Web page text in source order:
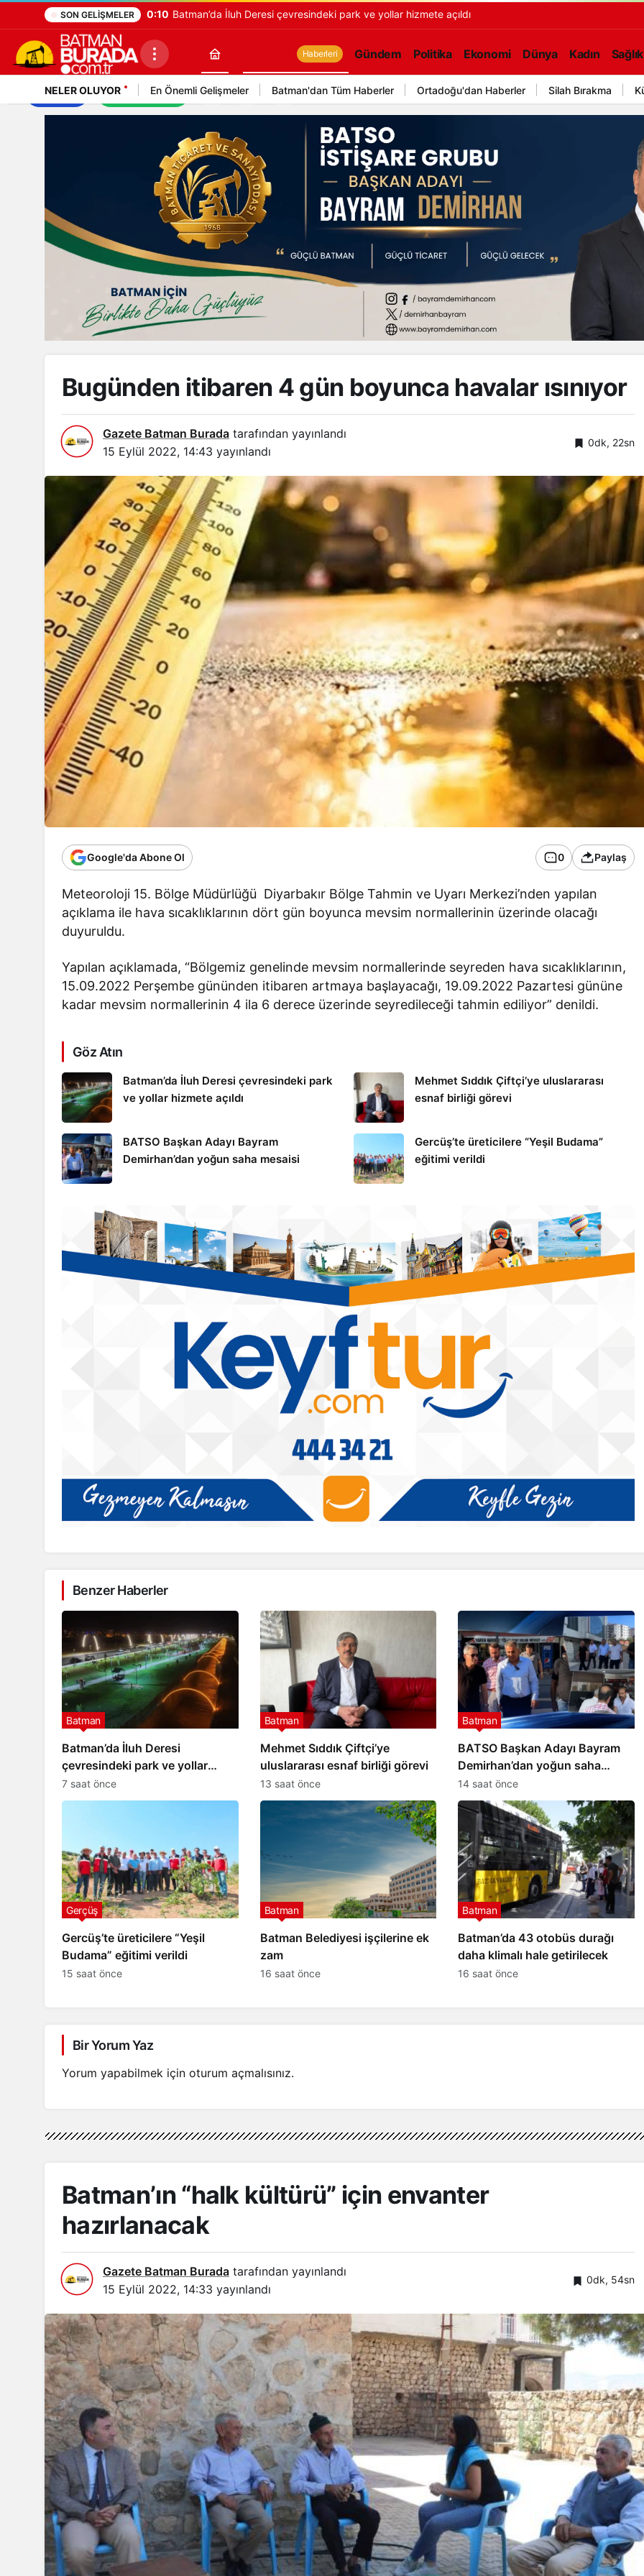
SON GELIŞMELER 17:54 Mehmet Sıddık Çiftçi’ye uluslararası esnaf birliği görevi
Haberleri Gündem Politika Ekonomi Dünya Kadın Sağlık
İş İlanları Mekan Rehberi
NELER OLUYOR En Önemli Gelişmeler Batman'dan Tüm Haberler Ortadoğu'dan Haberler Silah Bırakma
Bugünden itibaren 4 gün boyunca havalar ısınıyor
Gazete Batman Burada tarafından yayınlandı
15 Eylül 2022, 14:43 yayınlandı
0dk, 22sn
Google'da Abone Ol 0 Paylaş
Meteoroloji 15. Bölge Müdürlüğü Diyarbakır Bölge Tahmin ve Uyarı Merkezi’nden yapılan
açıklama ile hava sıcaklıklarının dört gün boyunca mevsim normallerinin üzerinde olacağı
duyuruldu.
Yapılan açıklamada, “Bölgemiz genelinde mevsim normallerinde seyreden hava sıcaklıklarının,
15.09.2022 Perşembe gününden itibaren artmaya başlayacağı, 19.09.2022 Pazartesi gününe
kadar mevsim normallerinin 4 ila 6 derece üzerinde seyredileceği tahmin ediliyor” denildi.
Göz Atın
Batman’da İluh Deresi çevresindeki park
ve yollar hizmete açıldı
Mehmet Sıddık Çiftçi’ye uluslararası
esnaf birliği görevi
BATSO Başkan Adayı Bayram
Demirhan’dan yoğun saha mesaisi
Gercüş’te üreticilere “Yeşil Budama”
eğitimi verildi
Benzer Haberler
Batman’da İluh Deresi
çevresindeki park ve yollar
hizmete açıldı
Batman
7 saat önce
Mehmet Sıddık Çiftçi’ye
uluslararası esnaf birliği görevi
Batman
13 saat önce
BATSO Başkan Adayı Bayram
Demirhan’dan yoğun saha
mesaisi
Batman
14 saat önce
Gercüş’te üreticilere “Yeşil
Budama” eğitimi verildi
Gerçüş
15 saat önce
Batman Belediyesi işçilerine ek
zam
Batman
16 saat önce
Batman’da 43 otobüs durağı
daha klimalı hale getirilecek
Batman
16 saat önce
Bir Yorum Yaz
Yorum yapabilmek için oturum açmalısınız.
Gercüş’te üreticilere “Yeşil
Budama” eğitimi verildi
Batman’da 43 otobüs durağı
daha klimalı hale getirilecek
Batman’ın “halk kültürü” için envanter
hazırlanacak
Gazete Batman Burada tarafından yayınlandı
15 Eylül 2022, 14:33 yayınlandı
0dk, 54sn